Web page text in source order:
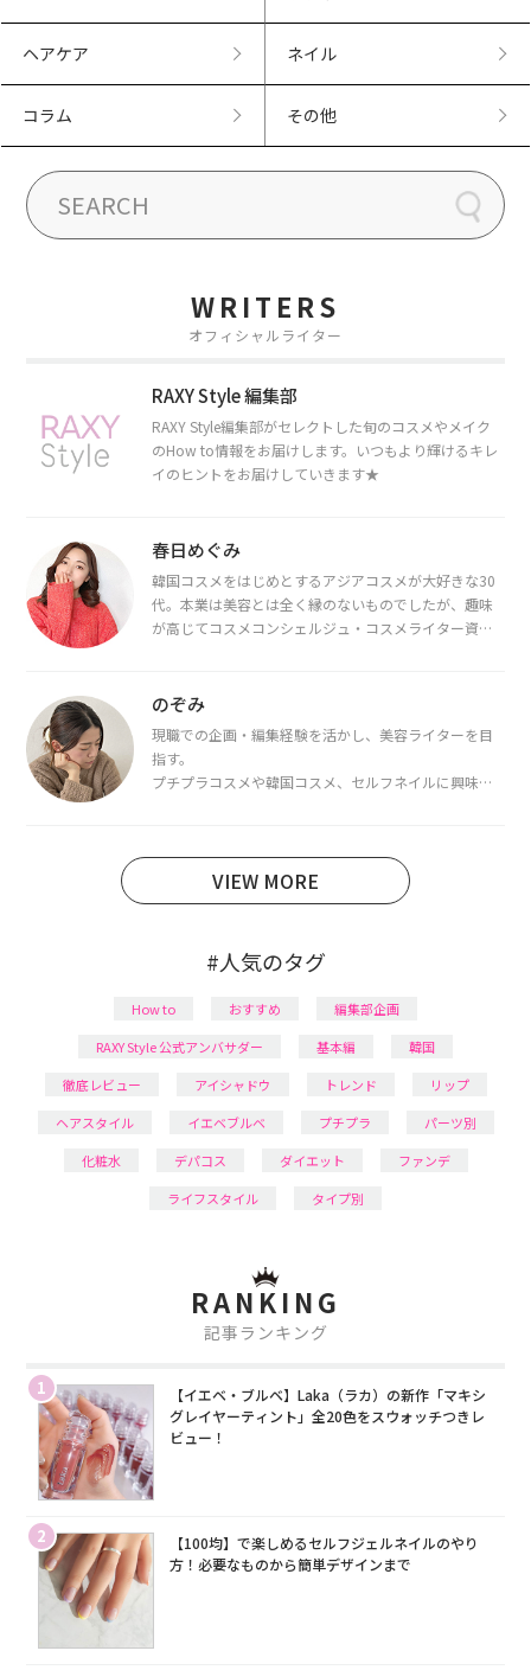
ヘアケア ネイル
コラム その他
WRITERS
オフィシャルライター
RAXY Style 編集部
RAXY Style編集部がセレクトした旬のコスメやメイク
のHow to情報をお届けします。いつもより輝けるキレ
イのヒントをお届けしていきます★
春日めぐみ
韓国コスメをはじめとするアジアコスメが大好きな30
代。本業は美容とは全く縁のないものでしたが、趣味
が高じてコスメコンシェルジュ・コスメライター資格
断・骨格診断によるイメージコンサルティングも行っ
のぞみ
現職での企画・編集経験を活かし、美容ライターを目
指す。
プチプラコスメや韓国コスメ、セルフネイルに興味が
日本化粧品検定1級保有。
VIEW MORE
#人気のタグ
How to おすすめ
編集部企画
RAXY Style 公式アンバサダー
基本編
韓国
徹底レビュー
アイシャドウ トレンド
リップ
ヘアスタイル
イエベブルベ プチプラ
パーツ別
化粧水
デパコス ダイエット
ファンデ
ライフスタイル
タイプ別
RANKING
記事ランキング
1
【イエベ・ブルベ】Laka（ラカ）の新作「マキシ
グレイヤーティント」全20色をスウォッチつきレ
ビュー！
2
【100均】で楽しめるセルフジェルネイルのやり
方！必要なものから簡単デザインまで